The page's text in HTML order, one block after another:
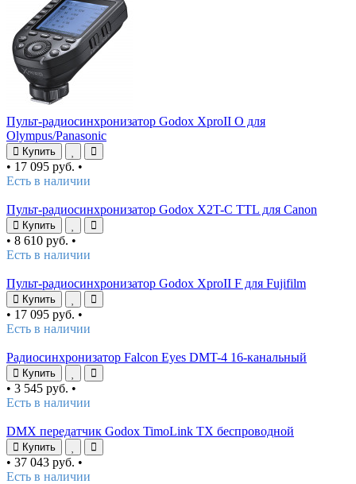
Пульт-радиосинхронизатор Godox XproII O для
Olympus/Panasonic
Купить
• 17 095 руб. •
Есть в наличии
Пульт-радиосинхронизатор Godox X2T-C TTL для Canon
Купить
• 8 610 руб. •
Есть в наличии
Пульт-радиосинхронизатор Godox XproII F для Fujifilm
Купить
• 17 095 руб. •
Есть в наличии
Радиосинхронизатор Falcon Eyes DMT-4 16-канальный
Купить
• 3 545 руб. •
Есть в наличии
DMX передатчик Godox TimoLink TX беспроводной
Купить
• 37 043 руб. •
Есть в наличии